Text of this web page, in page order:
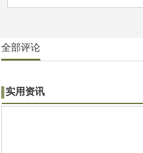
全部评论
实用资讯